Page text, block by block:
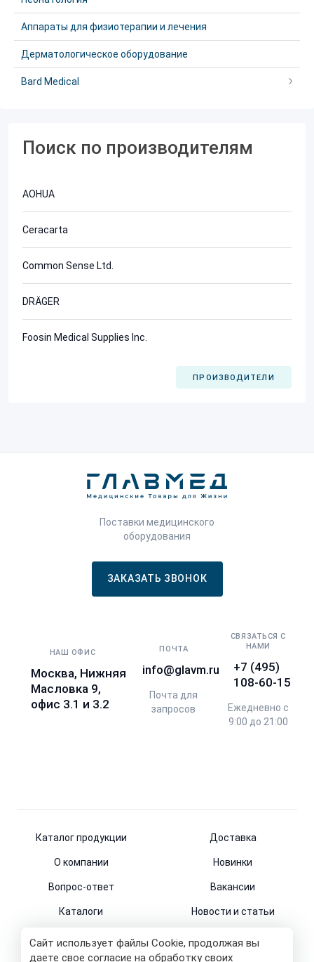
Сайт использует файлы Cookie, продолжая вы
даете свое согласие на обработку своих
Аппараты для физиотерапии и лечения
Дерматологическое оборудование
Bard Medical
Поиск по производителям
AOHUA
Ceracarta
Common Sense Ltd.
DRÄGER
Foosin Medical Supplies Inc.
ПРОИЗВОДИТЕЛИ
Поставки медицинского
оборудования
ЗАКАЗАТЬ ЗВОНОК
НАШ ОФИС
Москва, Нижняя
Масловка 9,
офис 3.1 и 3.2
ПОЧТА
info@glavm.ru
Почта для
запросов
СВЯЗАТЬСЯ С
НАМИ
+7 (495)
108-60-15
Ежедневно с
9:00 до 21:00
Каталог продукции Доставка
О компании Новинки
Вопрос-ответ Вакансии
Каталоги Новости и статьи